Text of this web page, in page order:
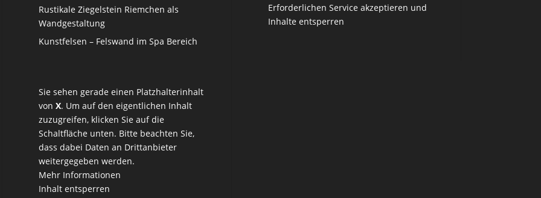
Rustikale Ziegelstein Riemchen als
Wandgestaltung
Kunstfelsen – Felswand im Spa Bereich
Sie sehen gerade einen Platzhalterinhalt
von X. Um auf den eigentlichen Inhalt
zuzugreifen, klicken Sie auf die
Schaltfläche unten. Bitte beachten Sie,
dass dabei Daten an Drittanbieter
weitergegeben werden.
Mehr Informationen
Inhalt entsperren
Erforderlichen Service akzeptieren und
Inhalte entsperren